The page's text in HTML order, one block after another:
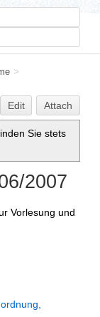
>
Edit Attach
Sie stets
2007
Vorlesung und